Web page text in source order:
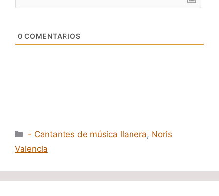
0 COMENTARIOS
Categorías
- Cantantes de música llanera, Noris
Valencia